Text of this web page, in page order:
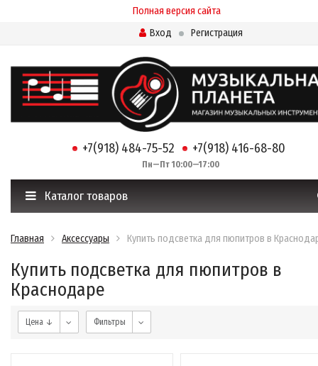
Полная версия сайта
Вход
Регистрация
+7(918) 484-75-52 +7(918) 416-68-80
Пн—Пт 10:00—17:00
Каталог товаров
Главная Аксессуары Купить подсветка для пюпитров в
Купить подсветка для пюпитров в
Краснодаре
Цена ↓ Фильтры